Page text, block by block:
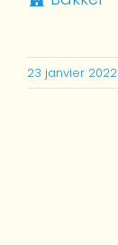
23 janvier 2022